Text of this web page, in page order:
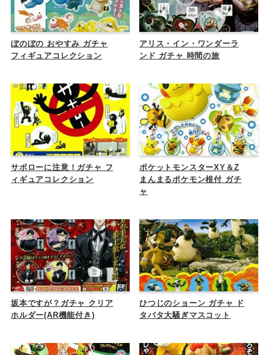
ぼのぼの おやすみ ガチャ
フィギュアコレクション
アリス・イン・ワンダーラ
ンド ガチャ 時間の旅
サボローに注意！ガチャ フ
ィギュアコレクション
ポケットモンスターXY＆Z
まんまるポケモン根付 ガチ
ャ
坂本ですが？ガチャ クリア
ホルダー(AR機能付き)
ひつじのショーン ガチャ ド
タバタ大騒ぎマスコット